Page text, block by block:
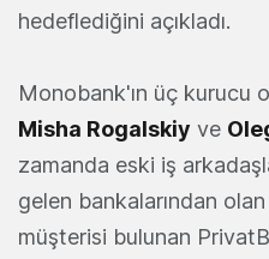
hedeflediğini açıkladı.
Monobank'ın üç kurucu
Misha Rogalskiy ve
zamanda eski iş
gelen bankalarından
müşterisi bulunan